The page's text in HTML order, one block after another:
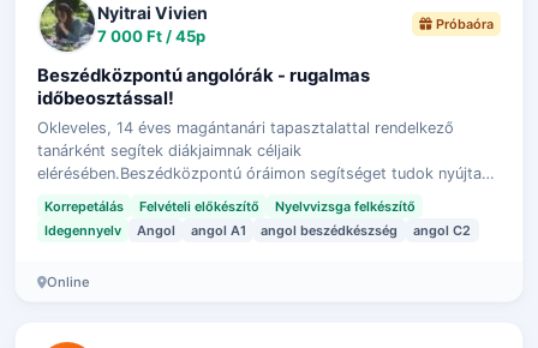
Nyitrai Vivien
7 000 Ft / 45p
Próbaóra
Beszédközpontú angolórák - rugalmas
időbeosztással!
Okleveles, 14 éves magántanári tapasztalattal rendelkező
tanárként segítek diákjaimnak céljaik
elérésében.Beszédközpontú óráimon segítséget tudok nyújtani
általános, valamint üzleti nyelvizsgára való…
Korrepetálás Felvételi előkészítő
Nyelvvizsga felkészítő
Idegennyelv
Angol angol A1 angol beszédkészség angol C2
Online